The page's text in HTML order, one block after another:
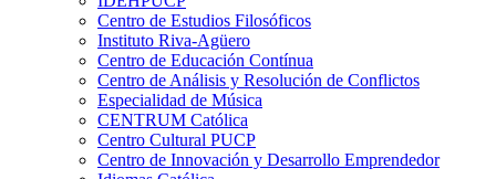
Centro de Estudios Filosóficos
Instituto Riva-Agüero
Centro de Educación Contínua
Centro de Análisis y Resolución de Conflictos
Especialidad de Música
CENTRUM Católica
Centro Cultural PUCP
Centro de Innovación y Desarrollo Emprendedor